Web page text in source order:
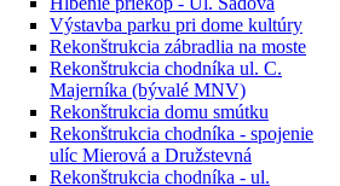
Výstavba parku pri dome kultúry
Rekonštrukcia zábradlia na moste
Rekonštrukcia chodníka ul. C.
Majerníka (bývalé MNV)
Rekonštrukcia domu smútku
Rekonštrukcia chodníka - spojenie
ulíc Mierová a Družstevná
Rekonštrukcia chodníka - ul.